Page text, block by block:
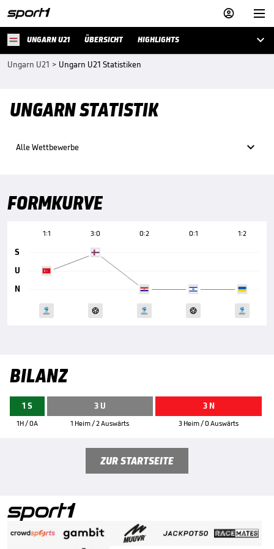


UNGARN U21 ÜBERSICHT HIGHLIGHTS 
Ungarn U21 > Ungarn U21 Statistiken
UNGARN STATISTIK
Alle Wettbewerbe 
FORMKURVE
1:1 3:0 0:2 0:1 1:2
S
U
N
BILANZ
1 S
1H / 0A
3 U
1 Heim / 2 Auswärts
3 N
3 Heim / 0 Auswärts
ZUR STARTSEITE